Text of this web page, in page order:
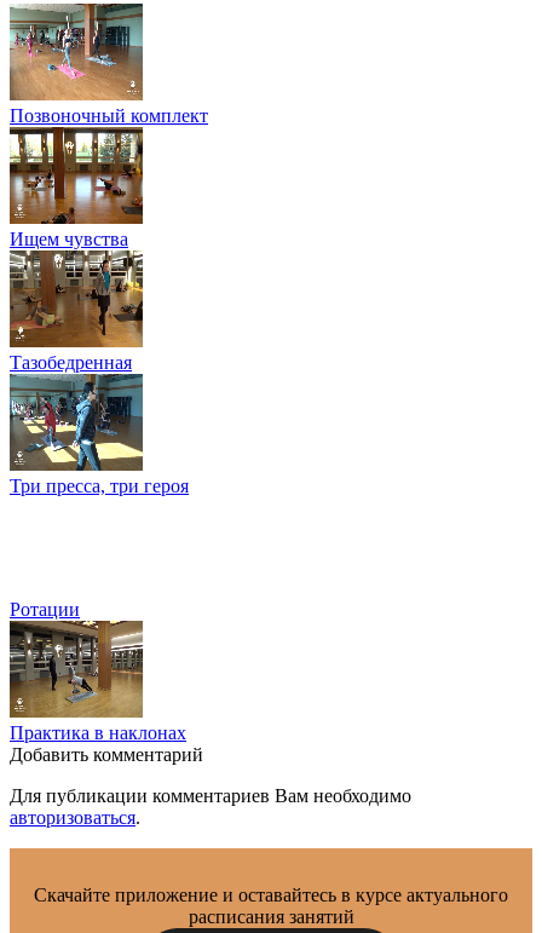
Позвоночный комплект
Ищем чувства
Тазобедренная
Три пресса, три героя
Ротации
Практика в наклонах
Добавить комментарий
Для публикации комментариев Вам необходимо
авторизоваться.
Скачайте приложение и оставайтесь в курсе актуального
расписания занятий